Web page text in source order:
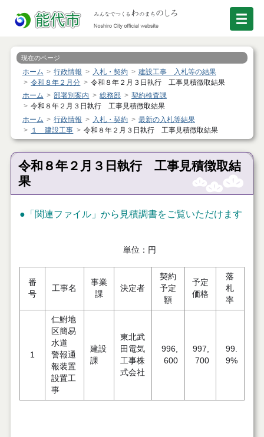
現在のページ
ホーム 行政情報 入札・契約
建設工事 入札等の結果
令和８年２月分
令和８年２月３日執行 工事見積徴取結果
ホーム
部署別案内 総務部
契約検査課
令和８年２月３日執行 工事見積徴取結果
ホーム
行政情報 入札・契約
最新の入札等結果
１ 建設工事
令和８年２月３日執行 工事見積徴取結果
令和８年２月３日執行 工事見積徴取結
果
●「関連ファイル」から見積調書をご覧いただけます
単位：円
番
号
工事名
事業
課
決定者
契約
予定
額
予定
価格
落
札
率
1
仁鮒地
区簡易
水道
警報通
報装置
設置工
事
建設
課
東北武
田電気
工事株
式会社
996,
600
997,
700
99.
9%